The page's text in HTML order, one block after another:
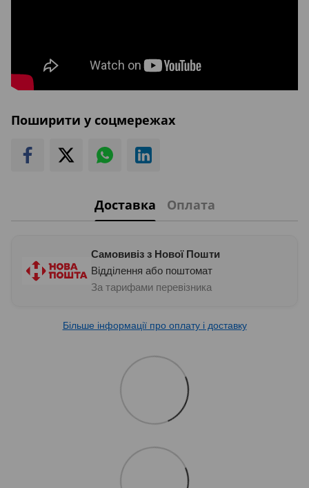
Поширити у соцмережах
Доставка Оплата
Самовивіз з Нової Пошти
Відділення або поштомат
За тарифами перевізника
Більше інформації про оплату і доставку